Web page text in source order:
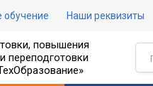
обучение Наши реквизиты